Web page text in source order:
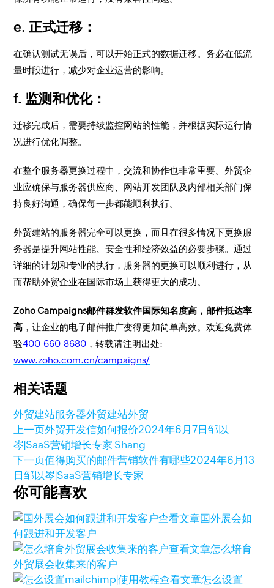
e. 正式迁移：
在确认测试无误后，可以开始正式的数据迁移。务必在低流
量时段进行，减少对企业运营的影响。
f. 监测和优化：
迁移完成后，需要持续监控网站的性能，并根据实际运行情
况进行优化调整。
在整个服务器更换过程中，交流和协作也非常重要。外贸企
业应确保与服务器供应商、网站开发团队及内部相关部门保
持良好沟通，确保每一步都能顺利执行。
外贸建站的服务器完全可以更换，而且在很多情况下更换服
务器是提升网站性能、安全性和经济效益的必要步骤。通过
详细的计划和专业的执行，服务器的更换可以顺利进行，从
而帮助外贸企业在国际市场上获得更大的成功。
Zoho Campaigns邮件群发软件国际知名度高，邮件抵达率
高 ，让企业的电子邮件推广变得更加简单高效。欢迎免费体
验400-660-8680 ，转载请注明出处:
www.zoho.com.cn/campaigns/
相关话题
外贸建站服务器外贸建站外贸
上一页外贸开发信如何报价2024年6月7日邹以
岑|SaaS营销增长专家 Shang
下一页值得购买的邮件营销软件有哪些2024年6月13
日邹以岑|SaaS营销增长专家
你可能喜欢
查看文章国外展会如
何跟进和开发客户
查看文章怎么培育
外贸展会收集来的客户
查看文章怎么设置